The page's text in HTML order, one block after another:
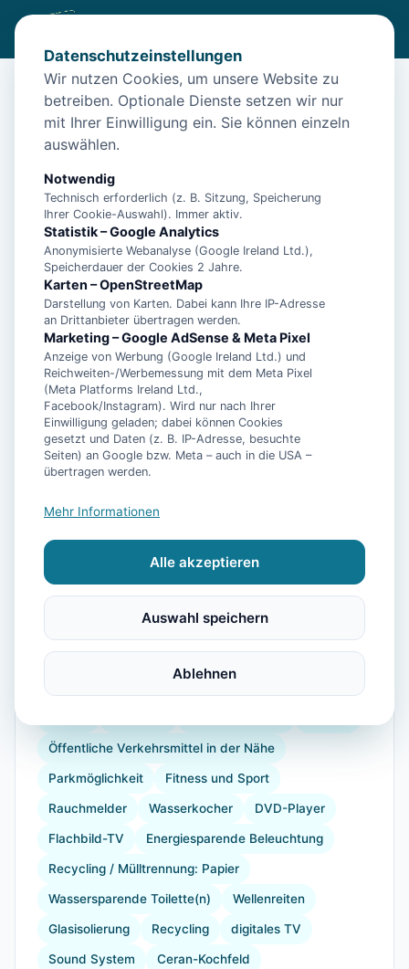
/Unterkünfte /Norden/Norden: Unterkunft Storchennest
Norden: Unterkunft Storchennest
Heizung Küche
Mikrowelle Geschirrspüler Terrasse Garten
Kaffeemaschine Herdplatte Backofen
Öffentliche Verkehrsmittel in der Nähe
Parkmöglichkeit Fitness und Sport
Rauchmelder Wasserkocher DVD-Player
Flachbild-TV Energiesparende Beleuchtung
Recycling / Mülltrennung: Papier
Wassersparende Toilette(n) Wellenreiten
Glasisolierung Recycling digitales TV
Sound System Ceran-Kochfeld
Datenschutzeinstellungen
Wir nutzen Cookies, um unsere Website zu
betreiben. Optionale Dienste setzen wir nur
mit Ihrer Einwilligung ein. Sie können einzeln
auswählen.
Notwendig
Technisch erforderlich (z. B. Sitzung, Speicherung
Ihrer Cookie-Auswahl). Immer aktiv.
Statistik – Google Analytics
Anonymisierte Webanalyse (Google Ireland Ltd.),
Speicherdauer der Cookies 2 Jahre.
Karten – OpenStreetMap
Darstellung von Karten. Dabei kann Ihre IP-Adresse
an Drittanbieter übertragen werden.
Marketing – Google AdSense & Meta Pixel
Anzeige von Werbung (Google Ireland Ltd.) und
Reichweiten-/Werbemessung mit dem Meta Pixel
(Meta Platforms Ireland Ltd.,
Facebook/Instagram). Wird nur nach Ihrer
Einwilligung geladen; dabei können Cookies
gesetzt und Daten (z. B. IP-Adresse, besuchte
Seiten) an Google bzw. Meta – auch in die USA –
übertragen werden.
Mehr Informationen
Alle akzeptieren
Auswahl speichern
Ablehnen